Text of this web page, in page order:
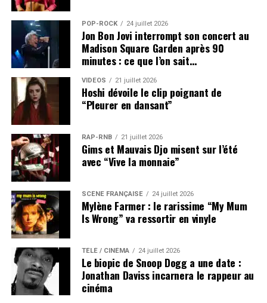
POP-ROCK 24 juillet 2026
Jon Bon Jovi interrompt son concert au
Madison Square Garden après 90
minutes : ce que l’on sait…
VIDEOS 21 juillet 2026
Hoshi dévoile le clip poignant de
“Pleurer en dansant”
RAP-RNB 21 juillet 2026
Gims et Mauvais Djo misent sur l’été
avec “Vive la monnaie”
SCÈNE FRANÇAISE 24 juillet 2026
Mylène Farmer : le rarissime “My Mum
Is Wrong” va ressortir en vinyle
TÉLÉ / CINÉMA 24 juillet 2026
Le biopic de Snoop Dogg a une date :
Jonathan Daviss incarnera le rappeur au
cinéma